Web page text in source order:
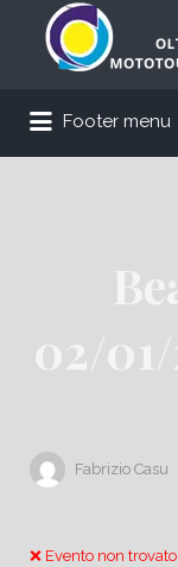
Cerca:
Footer menu
02/
Fabrizio Casu
❌ Evento non trovato.